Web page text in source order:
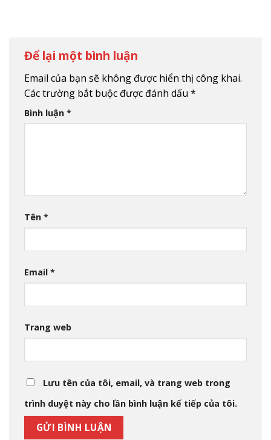
Để lại một bình luận
Email của bạn sẽ không được hiển thị công khai.
Các trường bắt buộc được đánh dấu *
Bình luận *
Tên *
Email *
Trang web
Lưu tên của tôi, email, và trang web trong
trình duyệt này cho lần bình luận kế tiếp của tôi.